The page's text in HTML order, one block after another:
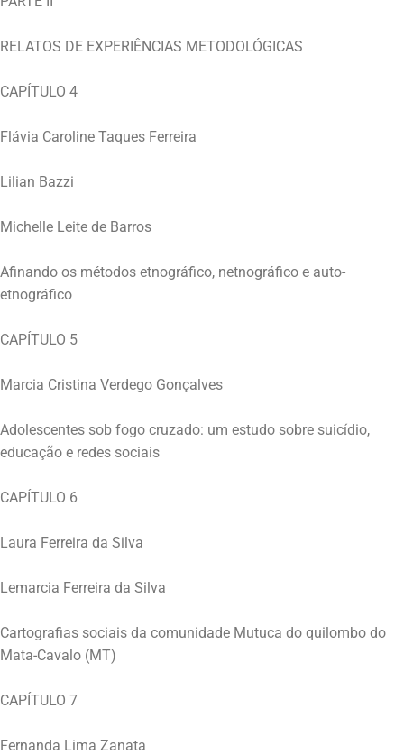
RELATOS DE EXPERIÊNCIAS METODOLÓGICAS
CAPÍTULO 4
Flávia Caroline Taques Ferreira
Lilian Bazzi
Michelle Leite de Barros
Afinando os métodos etnográfico, netnográfico e auto-
etnográfico
CAPÍTULO 5
Marcia Cristina Verdego Gonçalves
Adolescentes sob fogo cruzado: um estudo sobre suicídio,
educação e redes sociais
CAPÍTULO 6
Laura Ferreira da Silva
Lemarcia Ferreira da Silva
Cartografias sociais da comunidade Mutuca do quilombo do
Mata-Cavalo (MT)
CAPÍTULO 7
Fernanda Lima Zanata